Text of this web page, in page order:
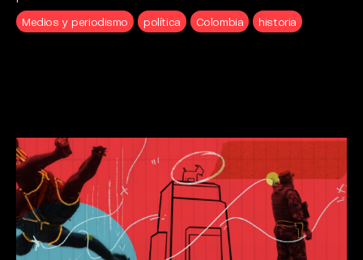
Medios y periodismo
política Colombia historia